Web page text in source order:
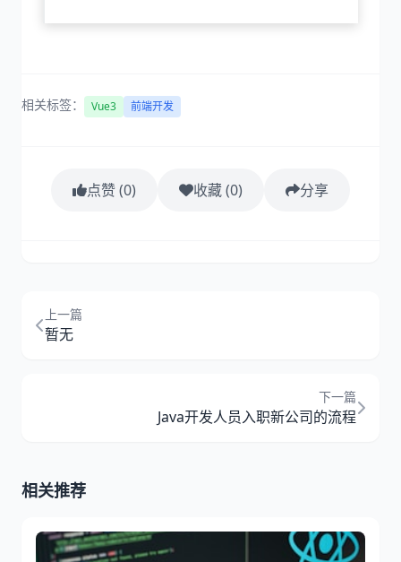
相关标签： Vue3 前端开发
点赞 (0) 收藏 (0) 分享
上一篇
暂无
下一篇
Java开发人员入职新公司的流程
相关推荐